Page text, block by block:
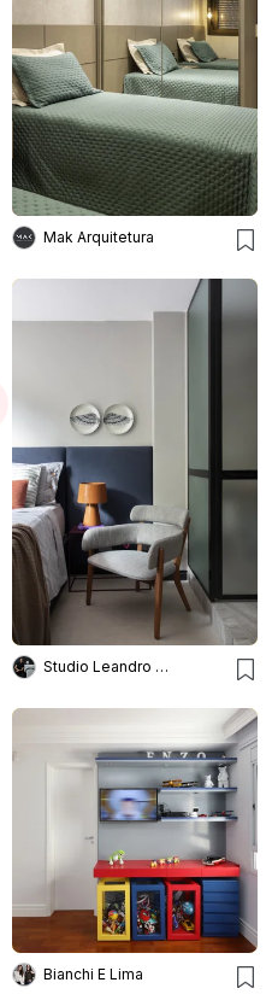
Mak Arquitetura
Studio Leandro Neves
Bianchi E Lima